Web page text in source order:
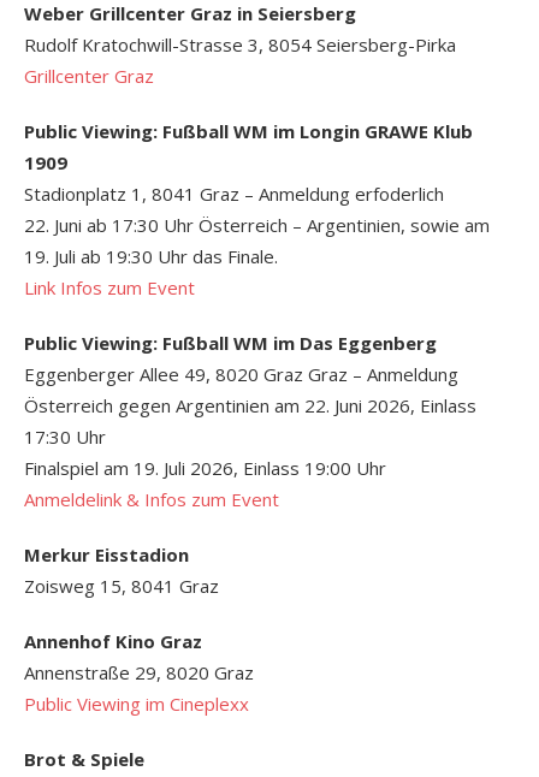
Weber Grillcenter Graz in Seiersberg
Rudolf Kratochwill-Strasse 3, 8054 Seiersberg-Pirka
Grillcenter Graz
Public Viewing: Fußball WM im Longin GRAWE Klub
1909
Stadionplatz 1, 8041 Graz – Anmeldung erfoderlich
22. Juni ab 17:30 Uhr Österreich – Argentinien, sowie am
19. Juli ab 19:30 Uhr das Finale.
Link Infos zum Event
Public Viewing: Fußball WM im Das Eggenberg
Eggenberger Allee 49, 8020 Graz Graz – Anmeldung
Österreich gegen Argentinien am 22. Juni 2026, Einlass
17:30 Uhr
Finalspiel am 19. Juli 2026, Einlass 19:00 Uhr
Anmeldelink & Infos zum Event
Merkur Eisstadion
Zoisweg 15, 8041 Graz
Annenhof Kino Graz
Annenstraße 29, 8020 Graz
Public Viewing im Cineplexx
Brot & Spiele